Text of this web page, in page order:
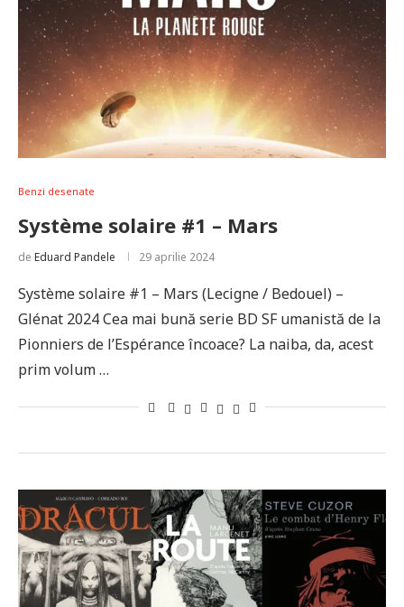
Benzi desenate
Système solaire #1 – Mars
de Eduard Pandele 29 aprilie 2024
Système solaire #1 – Mars (Lecigne / Bedouel) –
Glénat 2024 Cea mai bună serie BD SF umanistă de la
Pionniers de l’Espérance încoace? La naiba, da, acest
prim volum …